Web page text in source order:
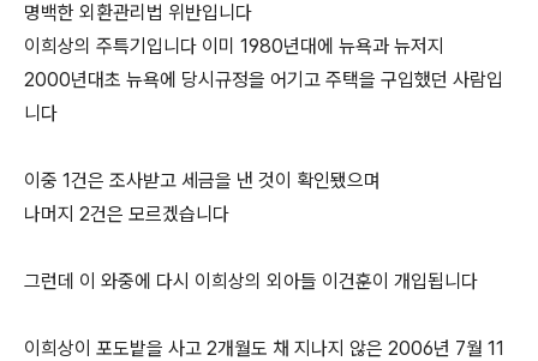
명백한 외환관리법 위반입니다
이희상의 주특기입니다 이미 1980년대에 뉴욕과 뉴저지
2000년대초 뉴욕에 당시규정을 어기고 주택을 구입했던 사람입
니다
이중 1건은 조사받고 세금을 낸 것이 확인됐으며
나머지 2건은 모르겠습니다
그런데 이 와중에 다시 이희상의 외아들 이건훈이 개입됩니다
이희상이 포도밭을 사고 2개월도 채 지나지 않은 2006년 7월 11